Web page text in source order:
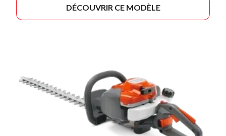
DÉCOUVRIR CE MODÈLE